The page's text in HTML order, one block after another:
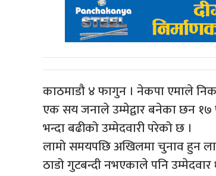
काठमाडौ ४ फागुन । नेकपा एमाले
एक सय जनाले उम्मेद्वार बनेका छन १७
भन्दा बढीको उम्मेदवारी परेको छ ।
लामो समयपछि अखिलमा चुनाव हुन
ठाडो गुटबन्दी नभएकाले पनि